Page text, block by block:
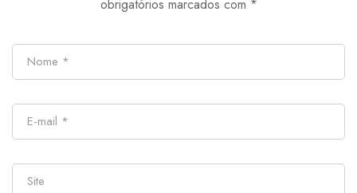
obrigatórios marcados com *